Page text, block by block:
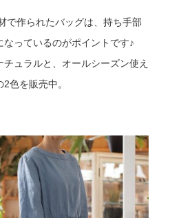
で作られたバッグは、持ち手部
なっているのがポイントです♪
チュラルと、オールシーズン使え
色を販売中。